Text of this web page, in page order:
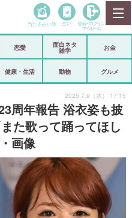
政治
スポーツ
ビックリ
アリ／ナシ
ショップ
当たる占い師 占い 登録• ログイン
マイルーム
恋愛
面白ネタ
雑学
お金
健康・生活 動物 グルメ
周年報告 浴衣姿も披
た歌って踊ってほし
画像
2025.7.9（水） 17:15